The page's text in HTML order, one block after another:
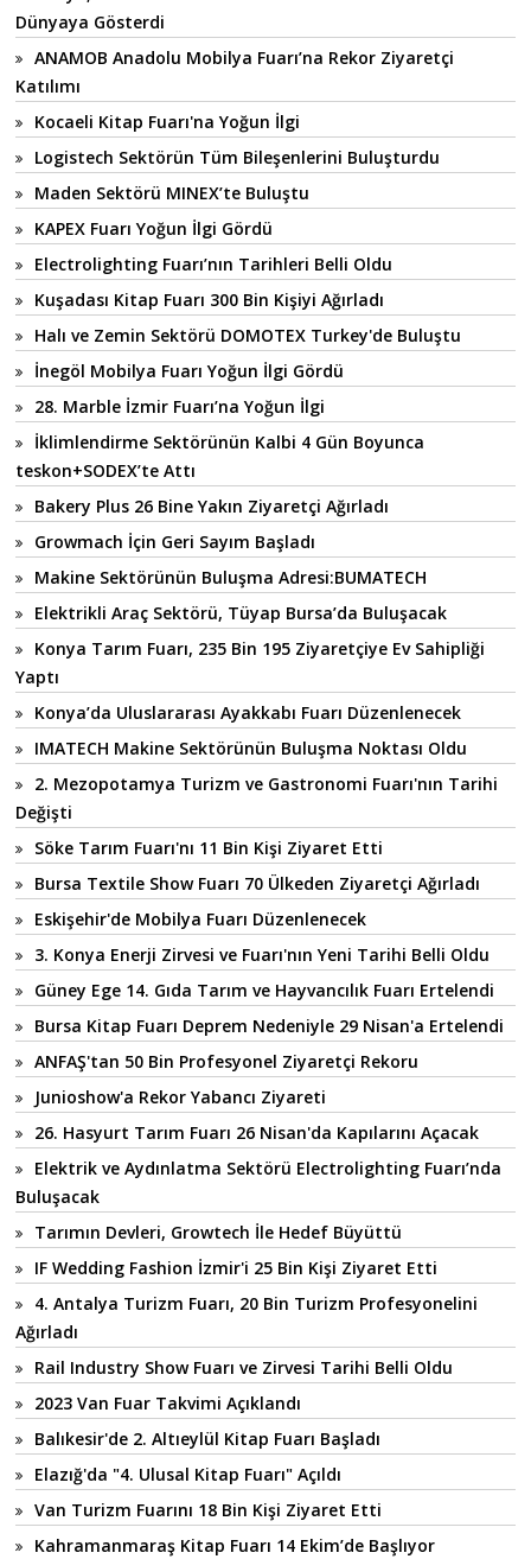
Dünyaya Gösterdi
ANAMOB Anadolu Mobilya Fuarı’na Rekor Ziyaretçi
Katılımı
Kocaeli Kitap Fuarı'na Yoğun İlgi
Logistech Sektörün Tüm Bileşenlerini Buluşturdu
Maden Sektörü MINEX’te Buluştu
KAPEX Fuarı Yoğun İlgi Gördü
Electrolighting Fuarı’nın Tarihleri Belli Oldu
Kuşadası Kitap Fuarı 300 Bin Kişiyi Ağırladı
Halı ve Zemin Sektörü DOMOTEX Turkey'de Buluştu
İnegöl Mobilya Fuarı Yoğun İlgi Gördü
28. Marble İzmir Fuarı’na Yoğun İlgi
İklimlendirme Sektörünün Kalbi 4 Gün Boyunca
teskon+SODEX’te Attı
Bakery Plus 26 Bine Yakın Ziyaretçi Ağırladı
Growmach İçin Geri Sayım Başladı
Makine Sektörünün Buluşma Adresi:BUMATECH
Elektrikli Araç Sektörü, Tüyap Bursa’da Buluşacak
Konya Tarım Fuarı, 235 Bin 195 Ziyaretçiye Ev Sahipliği
Yaptı
Konya’da Uluslararası Ayakkabı Fuarı Düzenlenecek
IMATECH Makine Sektörünün Buluşma Noktası Oldu
2. Mezopotamya Turizm ve Gastronomi Fuarı'nın Tarihi
Değişti
Söke Tarım Fuarı'nı 11 Bin Kişi Ziyaret Etti
Bursa Textile Show Fuarı 70 Ülkeden Ziyaretçi Ağırladı
Eskişehir'de Mobilya Fuarı Düzenlenecek
3. Konya Enerji Zirvesi ve Fuarı'nın Yeni Tarihi Belli Oldu
Güney Ege 14. Gıda Tarım ve Hayvancılık Fuarı Ertelendi
Bursa Kitap Fuarı Deprem Nedeniyle 29 Nisan'a Ertelendi
ANFAŞ'tan 50 Bin Profesyonel Ziyaretçi Rekoru
Junioshow'a Rekor Yabancı Ziyareti
26. Hasyurt Tarım Fuarı 26 Nisan'da Kapılarını Açacak
Elektrik ve Aydınlatma Sektörü Electrolighting Fuarı’nda
Buluşacak
Tarımın Devleri, Growtech İle Hedef Büyüttü
IF Wedding Fashion İzmir'i 25 Bin Kişi Ziyaret Etti
4. Antalya Turizm Fuarı, 20 Bin Turizm Profesyonelini
Ağırladı
Rail Industry Show Fuarı ve Zirvesi Tarihi Belli Oldu
2023 Van Fuar Takvimi Açıklandı
Balıkesir'de 2. Altıeylül Kitap Fuarı Başladı
Elazığ'da "4. Ulusal Kitap Fuarı" Açıldı
Van Turizm Fuarını 18 Bin Kişi Ziyaret Etti
Kahramanmaraş Kitap Fuarı 14 Ekim’de Başlıyor